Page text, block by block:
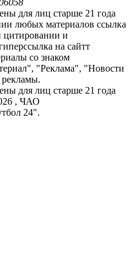
для лиц старше 21 года
любых материалов ссылка
цитировании и
на сайтт
со знаком
"Реклама", "Новости
для лиц старше 21 года
, ЧАО
24".